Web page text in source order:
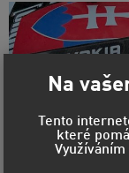
Na
Tento
které